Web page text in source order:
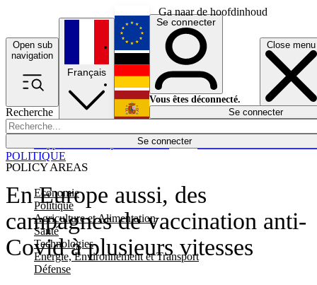
Ga naar de hoofdinhoud
Open sub
navigation
Close menu
Recherche
Se connecter
POLICY AREAS
Economie
Politique
Agriculture et Alimentation
Santé
Technologies
Energie, Environnement et Transport
Défense
Économie
Français
English
Deutsch
Español
Se connecter
Vous êtes déconnecté.
Se connecter
En Europe aussi, des
campagnes de vaccination anti-
Covid à plusieurs vitesses
POLITIQUE